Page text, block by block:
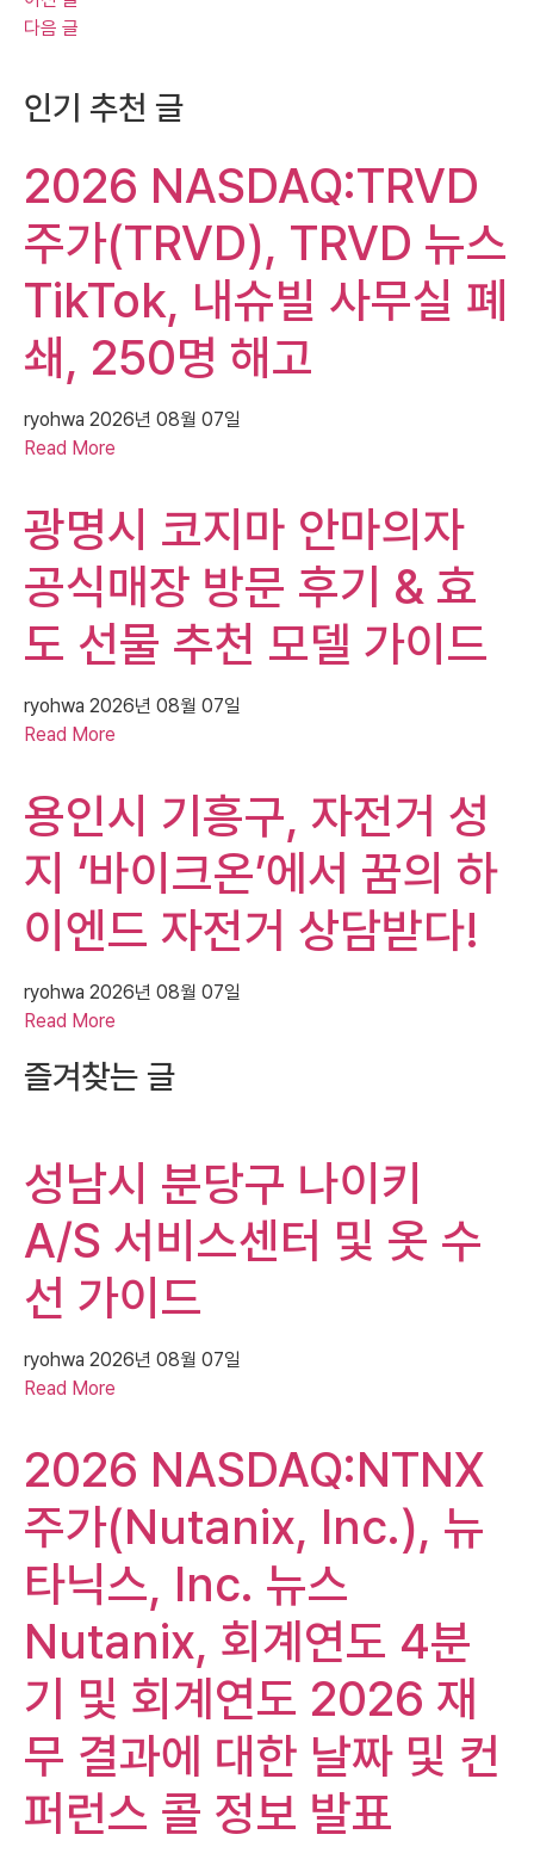
다음 글
인기 추천 글
2026 NASDAQ:TRVD
주가(TRVD), TRVD 뉴스
TikTok, 내슈빌 사무실 폐
쇄, 250명 해고
ryohwa 2026년 08월 07일
Read More
광명시 코지마 안마의자
공식매장 방문 후기 & 효
도 선물 추천 모델 가이드
ryohwa 2026년 08월 07일
Read More
용인시 기흥구, 자전거 성
지 ‘바이크온’에서 꿈의 하
이엔드 자전거 상담받다!
ryohwa 2026년 08월 07일
Read More
즐겨찾는 글
성남시 분당구 나이키
A/S 서비스센터 및 옷 수
선 가이드
ryohwa 2026년 08월 07일
Read More
2026 NASDAQ:NTNX
주가(Nutanix, Inc.), 뉴
타닉스, Inc. 뉴스
Nutanix, 회계연도 4분
기 및 회계연도 2026 재
무 결과에 대한 날짜 및 컨
퍼런스 콜 정보 발표